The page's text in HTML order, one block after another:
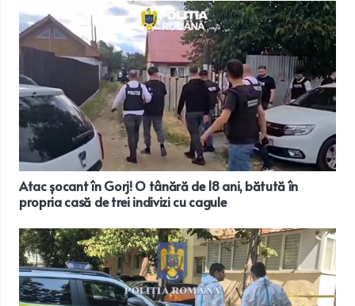
Atac șocant în Gorj! O tânără de 18 ani, bătută în
propria casă de trei indivizi cu cagule